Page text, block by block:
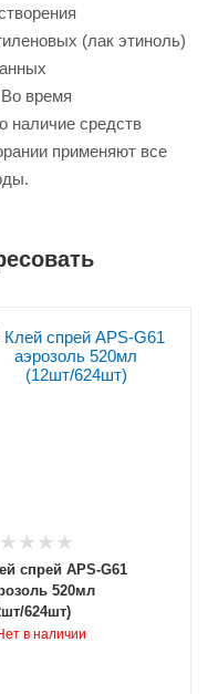
(лак этиноль)
время
наличие средств
применяют все
спрей APS-G61
520мл
624шт)
в наличии